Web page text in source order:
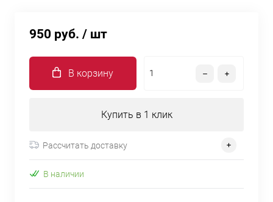
950 руб. / шт
В корзину
Купить в 1 клик
Рассчитать доставку
В наличии